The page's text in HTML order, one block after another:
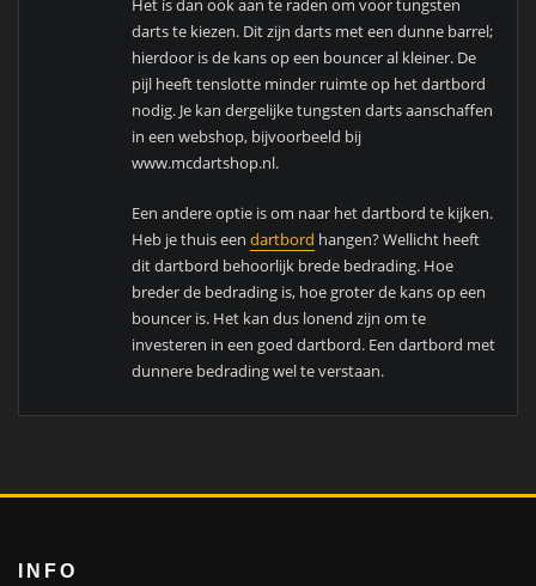
Het is dan ook aan te raden om voor tungsten
darts te kiezen. Dit zijn darts met een dunne barrel;
hierdoor is de kans op een bouncer al kleiner. De
pijl heeft tenslotte minder ruimte op het dartbord
nodig. Je kan dergelijke tungsten darts aanschaffen
in een webshop, bijvoorbeeld bij
www.mcdartshop.nl.
Een andere optie is om naar het dartbord te kijken.
Heb je thuis eendartbord hangen? Wellicht heeft
dit dartbord behoorlijk brede bedrading. Hoe
breder de bedrading is, hoe groter de kans op een
bouncer is. Het kan dus lonend zijn om te
investeren in een goed dartbord. Een dartbord met
dunnere bedrading wel te verstaan.
INFO